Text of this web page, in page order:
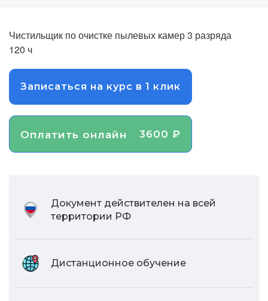
Чистильщик по очистке пылевых камер 3 разряда
120 ч
Записаться на курс в 1 клик
Оплатить онлайн 3600 ₽
Документ действителен на всей
территории РФ
Дистанционное обучение